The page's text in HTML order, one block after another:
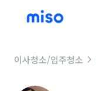
이사청소/입주청소